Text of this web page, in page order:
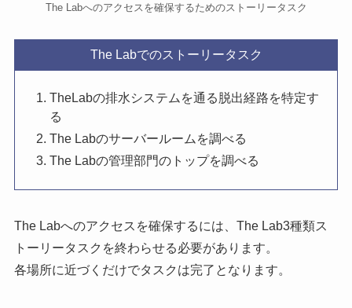
The Labへのアクセスを確保するためのストーリータスク
The Labでのストーリータスク
TheLabの排水システムを通る脱出経路を特定す
る
The Labのサーバールームを調べる
The Labの管理部門のトップを調べる
The Labへのアクセスを確保するには、The Lab3種類ス
トーリータスクを終わらせる必要があります。
各場所に近づくだけでタスクは完了となります。